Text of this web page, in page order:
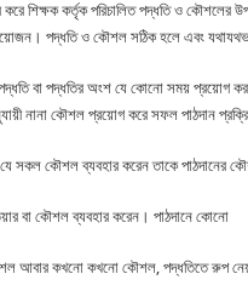
শিক্ষক কর্তৃক পরিচালিত পদ্ধতি ও কৌশলের
পদ্ধতি ও কৌশল সঠিক হলে এবং
বা পদ্ধতির অংশ যে কোনো সময় প্রয়োগ করতে
নানা কৌশল প্রয়োগ করে সফল পাঠদান
সকল কৌশল ব্যবহার করেন তাকে পাঠদানের
বা কৌশল ব্যবহার করেন। পাঠদানে কোনো
আবার কখনো কখনো কৌশল, পদ্ধতিতে রুপ